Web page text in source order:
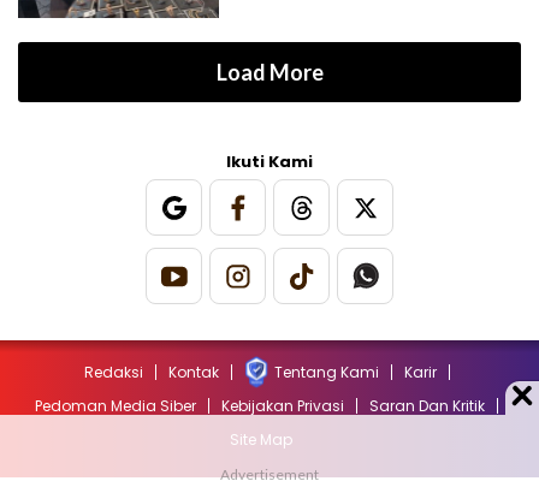
Load More
Ikuti Kami
Redaksi Kontak Tentang Kami
Karir
Pedoman Media Siber
Kebijakan Privasi
Saran Dan Kritik
Site Map